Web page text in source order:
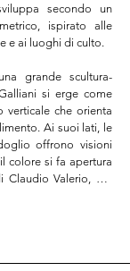
secondo un
ispirato alle
e ai luoghi di culto.
grande scultura-
si erge come
verticale che orienta
Ai suoi lati, le
offrono visioni
colore si fa apertura
Valerio, più
a livello del suolo, i